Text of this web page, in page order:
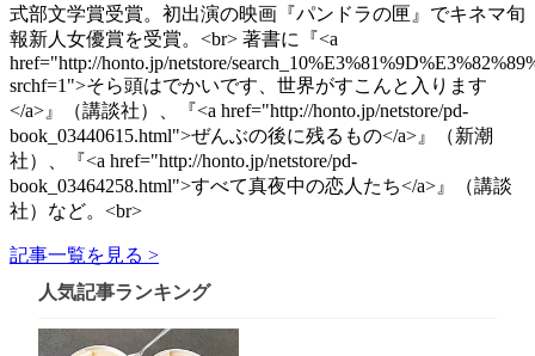
式部文学賞受賞。初出演の映画『パンドラの匣』でキネマ旬
報新人女優賞を受賞。<br> 著書に『<a
href="http://honto.jp/netstore/
srchf=1">そら頭はでかいです、世界がすこんと入ります
</a>』（講談社）、『<a href="http://honto.jp/netstore/pd-
book_03440615.html">ぜんぶの後に残るもの</a>』（新潮
社）、『<a href="http://honto.jp/netstore/pd-
book_03464258.html">すべて真夜中の恋人たち</a>』（講談
社）など。<br>
記事一覧を見る >
人気記事ランキング